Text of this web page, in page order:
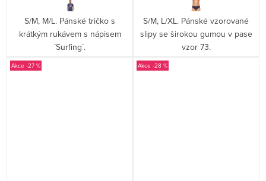
S/M, M/L. Pánské tričko s
krátkým rukávem s nápisem
´Surfing´.
S/M, L/XL. Pánské vzorované
slipy se širokou gumou v pase
vzor 73.
-27 % -28 %